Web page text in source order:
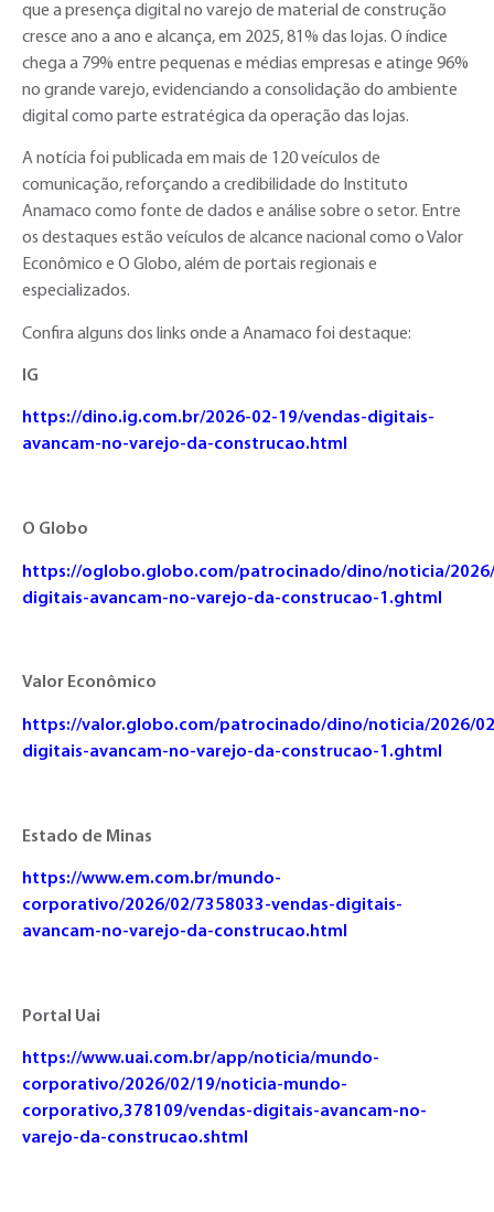
que a presença digital no varejo de material de construção
cresce ano a ano e alcança, em 2025, 81% das lojas. O índice
chega a 79% entre pequenas e médias empresas e atinge 96%
no grande varejo, evidenciando a consolidação do ambiente
digital como parte estratégica da operação das lojas.
A notícia foi publicada em mais de 120 veículos de
comunicação, reforçando a credibilidade do Instituto
Anamaco como fonte de dados e análise sobre o setor. Entre
os destaques estão veículos de alcance nacional como o Valor
Econômico e O Globo, além de portais regionais e
especializados.
Confira alguns dos links onde a Anamaco foi destaque:
IG
https://dino.ig.com.br/2026-02-19/vendas-digitais-
avancam-no-varejo-da-construcao.html
O Globo
https://oglobo.globo.com/patrocinado/dino/noticia/
digitais-avancam-no-varejo-da-construcao-1.ghtml
Valor Econômico
https://valor.globo.com/patrocinado/dino/noticia/2026/
digitais-avancam-no-varejo-da-construcao-1.ghtml
Estado de Minas
https://www.em.com.br/mundo-
corporativo/2026/02/7358033-vendas-digitais-
avancam-no-varejo-da-construcao.html
Portal Uai
https://www.uai.com.br/app/noticia/mundo-
corporativo/2026/02/19/noticia-mundo-
corporativo,378109/vendas-digitais-avancam-no-
varejo-da-construcao.shtml